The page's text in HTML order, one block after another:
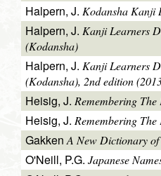
Halpern, J. Kodansha Kanji
Halpern, J. Kanji Learners
(Kodansha)
Halpern, J. Kanji Learners
(Kodansha), 2nd edition
Heisig, J. Remembering
Heisig, J. Remembering
GakkenA New Dictionary
O'Neill, P.G. Japanese